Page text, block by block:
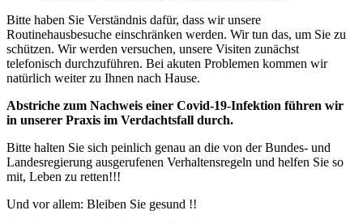
Bitte haben Sie Verständnis dafür, dass wir unsere
Routinehausbesuche einschränken werden. Wir tun das, um Sie zu
schützen. Wir werden versuchen, unsere Visiten zunächst
telefonisch durchzuführen. Bei akuten Problemen kommen wir
natürlich weiter zu Ihnen nach Hause.
Abstriche zum Nachweis einer Covid-19-Infektion führen wir
in unserer Praxis im Verdachtsfall durch.
Bitte halten Sie sich peinlich genau an die von der Bundes- und
Landesregierung ausgerufenen Verhaltensregeln und helfen Sie so
mit, Leben zu retten!!!
Und vor allem: Bleiben Sie gesund !!